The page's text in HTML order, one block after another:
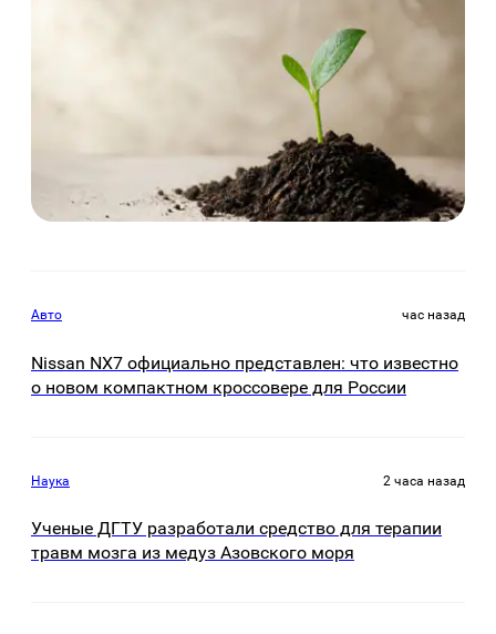
Авто час назад
Nissan NX7 официально представлен: что известно
о новом компактном кроссовере для России
Наука 2 часа назад
Ученые ДГТУ разработали средство для терапии
травм мозга из медуз Азовского моря